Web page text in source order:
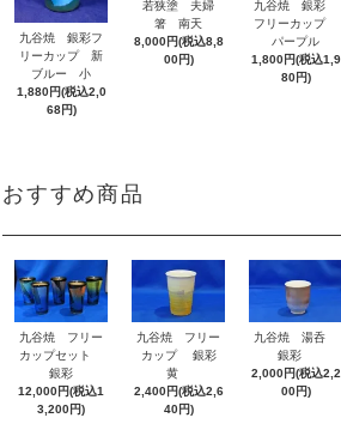
九谷焼 銀彩フ
リーカップ 新
ブルー 小
1,880円(税込2,0
68円)
若狭塗 夫婦
箸 南天
8,000円(税込8,8
00円)
九谷焼 銀彩
フリーカップ
パープル
1,800円(税込1,9
80円)
おすすめ商品
九谷焼 フリー
カップセット
銀彩
12,000円(税込1
3,200円)
九谷焼 フリー
カップ 銀彩
黄
2,400円(税込2,6
40円)
九谷焼 湯呑
銀彩
2,000円(税込2,2
00円)